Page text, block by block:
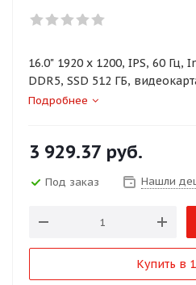
16.0" 1920 x 1200, IPS, 60 Гц,
DDR5, SSD 512 ГБ,
11 Home, цвет крышки серый,
Подробнее
3 929.37 руб.
Под заказ Нашли
Купить в